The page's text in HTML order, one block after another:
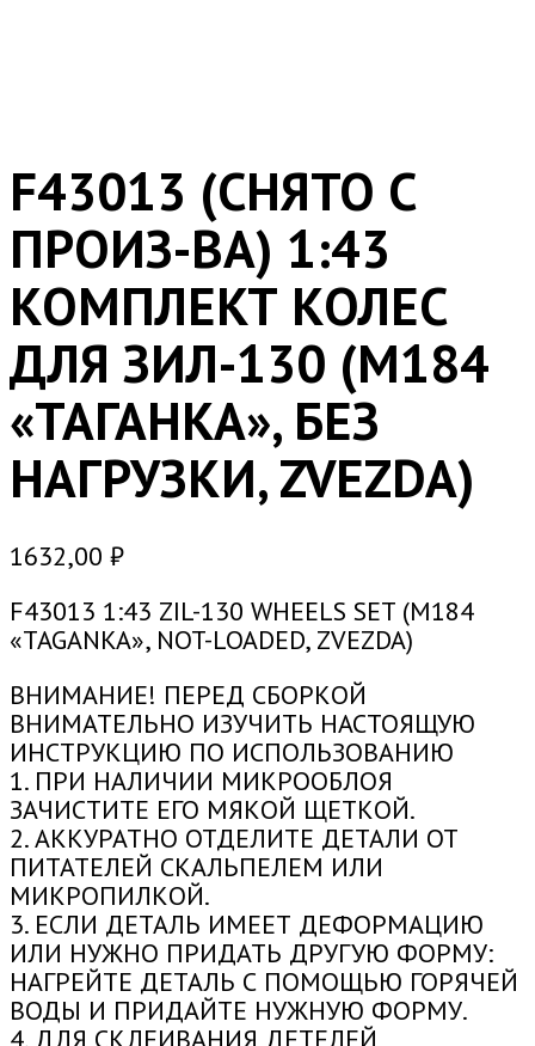
F43013 (СНЯТО С
ПРОИЗ-ВА) 1:43
КОМПЛЕКТ КОЛЕС
ДЛЯ ЗИЛ-130 (М184
«ТАГАНКА», БЕЗ
НАГРУЗКИ, ZVEZDA)
1632,00 ₽
F43013 1:43 ZIL-130 WHEELS SET (M184
«TAGANKA», NOT-LOADED, ZVEZDA)
ВНИМАНИЕ! ПЕРЕД СБОРКОЙ
ВНИМАТЕЛЬНО ИЗУЧИТЬ НАСТОЯЩУЮ
ИНСТРУКЦИЮ ПО ИСПОЛЬЗОВАНИЮ
1. ПРИ НАЛИЧИИ МИКРООБЛОЯ
ЗАЧИСТИТЕ ЕГО МЯКОЙ ЩЕТКОЙ.
2. АККУРАТНО ОТДЕЛИТЕ ДЕТАЛИ ОТ
ПИТАТЕЛЕЙ СКАЛЬПЕЛЕМ ИЛИ
МИКРОПИЛКОЙ.
3. ЕСЛИ ДЕТАЛЬ ИМЕЕТ ДЕФОРМАЦИЮ
ИЛИ НУЖНО ПРИДАТЬ ДРУГУЮ ФОРМУ:
НАГРЕЙТЕ ДЕТАЛЬ С ПОМОЩЬЮ ГОРЯЧЕЙ
ВОДЫ И ПРИДАЙТЕ НУЖНУЮ ФОРМУ.
4. ДЛЯ СКЛЕИВАНИЯ ДЕТЕЛЕЙ